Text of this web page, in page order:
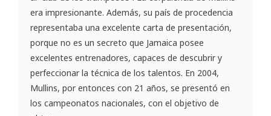
era impresionante. Además, su país de procedencia
representaba una excelente carta de presentación,
porque no es un secreto que Jamaica posee
excelentes entrenadores, capaces de descubrir y
perfeccionar la técnica de los talentos. En 2004,
Mullins, por entonces con 21 años, se presentó en
los campeonatos nacionales, con el objetivo de